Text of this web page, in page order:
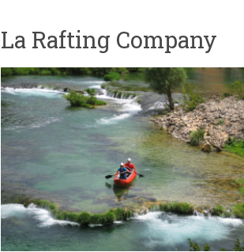
La Rafting Company